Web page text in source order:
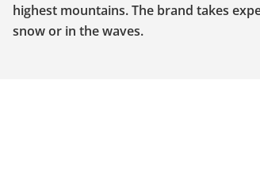
highest mountains. The brand takes
snow or in the waves.